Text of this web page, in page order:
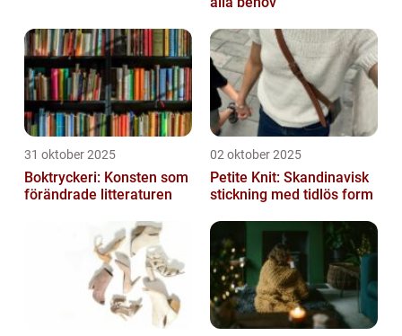
31 oktober 2025
Boktryckeri: Konsten som
förändrade litteraturen
02 oktober 2025
Petite Knit: Skandinavisk
stickning med tidlös form